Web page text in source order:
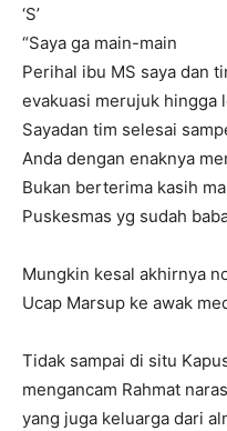
‘S’
“Saya ga main-main
Perihal ibu MS saya dan
evakuasi merujuk hingga
Sayadan tim selesai
Anda dengan enaknya
Bukan berterima kasih
Puskesmas yg sudah
Mungkin kesal akhirnya
Ucap Marsup ke awak
Tidak sampai di situ
mengancam Rahmat
yang juga keluarga dari